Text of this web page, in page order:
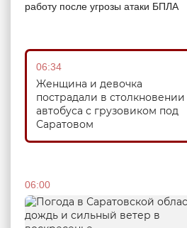
работу после угрозы атаки БПЛА
06:34
Женщина и девочка
пострадали в столкновении
автобуса с грузовиком под
Саратовом
06:00